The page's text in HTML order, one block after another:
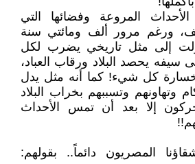
المروعة وفضائها التي
ورغم مرور ألف ومائتي سنة
إلى مثل تاريخي يضرب لكل
يحصد البلاد ورقاب العباد،
كل شيء! كما أنه مثل يدل
وتسببهم بخراب البلاد
إلا بعد أن تمس الأحداث
المصريون دائماً.. بقولهم: